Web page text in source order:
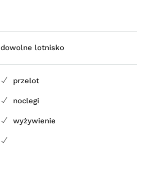
dowolne lotnisko
przelot
noclegi
wyżywienie